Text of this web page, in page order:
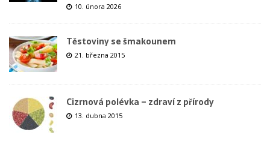
10. února 2026
Těstoviny se šmakounem
21. března 2015
Cizrnová polévka – zdraví z přírody
13. dubna 2015